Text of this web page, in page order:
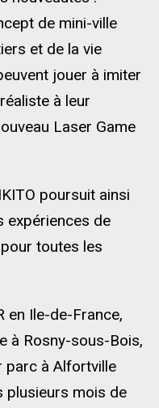
de mini-ville
et de la vie
jouer à imiter
à leur
Laser Game
poursuit ainsi
expériences de
toutes les
en Ile-de-France,
à Rosny-sous-Bois,
parc à Alfortville
plusieurs mois de